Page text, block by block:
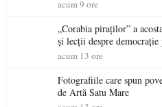
acum 9 ore
„Corabia piraților” a
și lecții despre
acum 13 ore
Fotografiile care spun
de Artă Satu Mare